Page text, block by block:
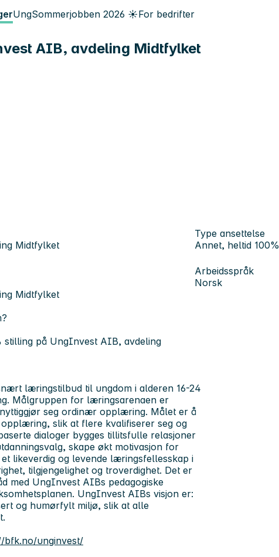
UngSommerjobben 2026 ☀️For bedrifter
AIB, avdeling Midtfylket
Midtfylket
Type ansettelse
Annet, heltid 100%
Arbeidsspråk
Norsk
Midtfylket
stilling på UngInvest AIB, avdeling
læringstilbud til ungdom i alderen 16-24
Målgruppen for læringsarenaen er
seg ordinær opplæring. Målet er å
slik at flere kvalifiserer seg og
dialoger bygges tillitsfulle relasjoner
skape økt motivasjon for
likeverdig og levende læringsfellesskap i
tilgjengelighet og troverdighet. Det er
med UngInvest AIBs pedagogiske
UngInvest AIBs visjon er:
og humørfylt miljø, slik at alle
bfk.no/unginvest/